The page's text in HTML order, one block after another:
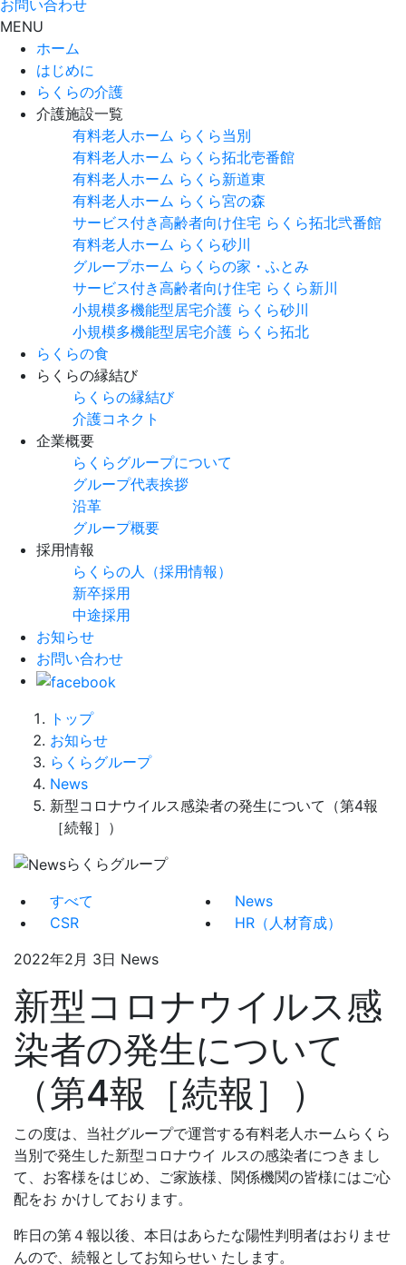
お問い合わせ
MENU
ホーム
はじめに
らくらの介護
介護施設一覧
有料老人ホーム らくら当別
有料老人ホーム らくら拓北壱番館
有料老人ホーム らくら新道東
有料老人ホーム らくら宮の森
サービス付き高齢者向け住宅 らくら拓北弐番館
有料老人ホーム らくら砂川
グループホーム らくらの家・ふとみ
サービス付き高齢者向け住宅 らくら新川
小規模多機能型居宅介護 らくら砂川
小規模多機能型居宅介護 らくら拓北
らくらの食
らくらの縁結び
らくらの縁結び
介護コネクト
企業概要
らくらグループについて
グループ代表挨拶
沿革
グループ概要
採用情報
らくらの人（採用情報）
新卒採用
中途採用
お知らせ
お問い合わせ
トップ
お知らせ
らくらグループ
News
新型コロナウイルス感染者の発生について（第4報
［続報］）
らくらグループ
すべて
News
CSR
HR（人材育成）
2022年2月 3日 News
新型コロナウイルス感
染者の発生について
（第4報［続報］）
この度は、当社グループで運営する有料老人ホームらくら
当別で発生した新型コロナウイ ルスの感染者につきまし
て、お客様をはじめ、ご家族様、関係機関の皆様にはご心
配をお かけしております。
昨日の第４報以後、本日はあらたな陽性判明者はおりませ
んので、続報としてお知らせい たします。